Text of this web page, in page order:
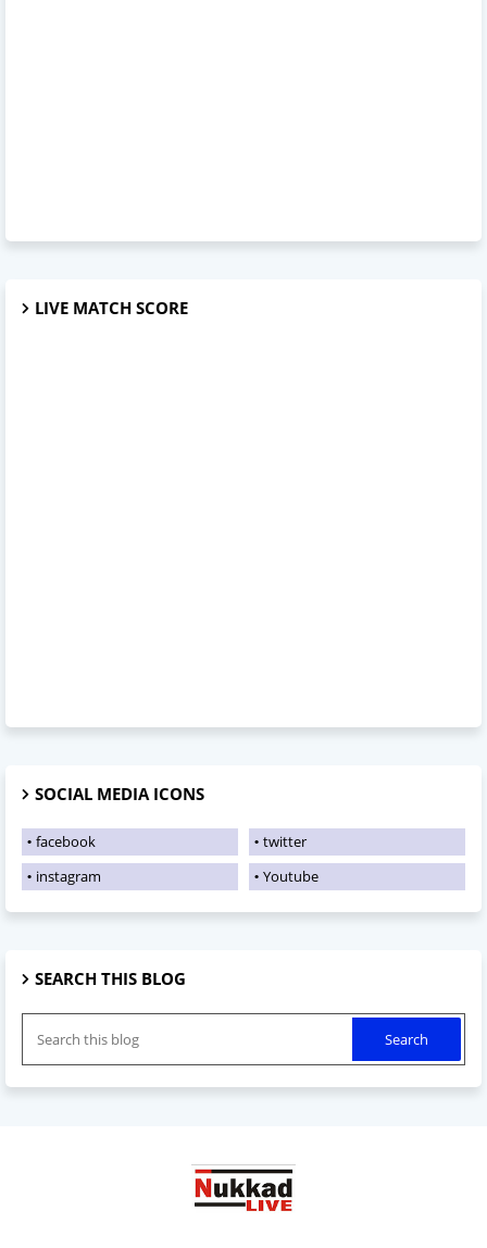
LIVE MATCH SCORE
SOCIAL MEDIA ICONS
facebook
twitter
instagram
Youtube
SEARCH THIS BLOG